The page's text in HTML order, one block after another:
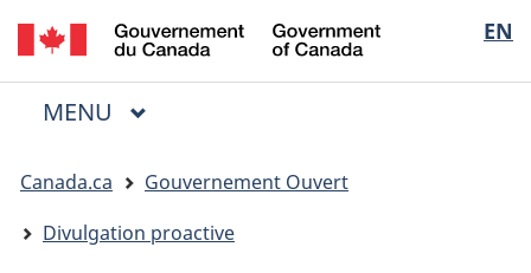
Passer
au
contenu
Passer
à
« Au
Passer
à
la
EN
of
Menu
MENU PRINCIPAL
êtes
ici
Canada.ca
Gouvernement Ouvert
Divulgation proactive